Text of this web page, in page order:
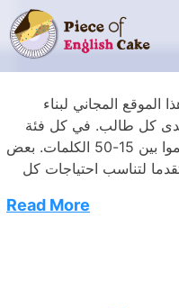
Skip
to
content
المجاني لبناء
لدى كل طالب. في كل فئة
من متعلمي اللغة الإنكليزية سوف يتعلموا بين 15-50 الكلمات. بعض
لتناسب احتياجات كل
في ” الفصول
مندمجين ومشاركين فاعلين
Read More